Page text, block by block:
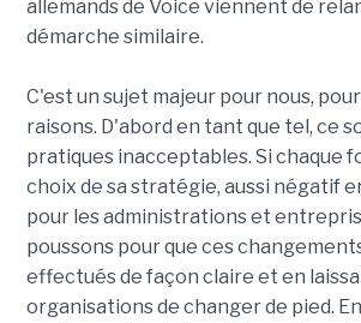
allemands de Voice viennent de
démarche similaire.
C'est un sujet majeur pour nous,
raisons. D'abord en tant que tel, ce
pratiques inacceptables. Si chaque
choix de sa stratégie, aussi négatif
pour les administrations et
poussons pour que ces
effectués de façon claire et en
organisations de changer de pied.